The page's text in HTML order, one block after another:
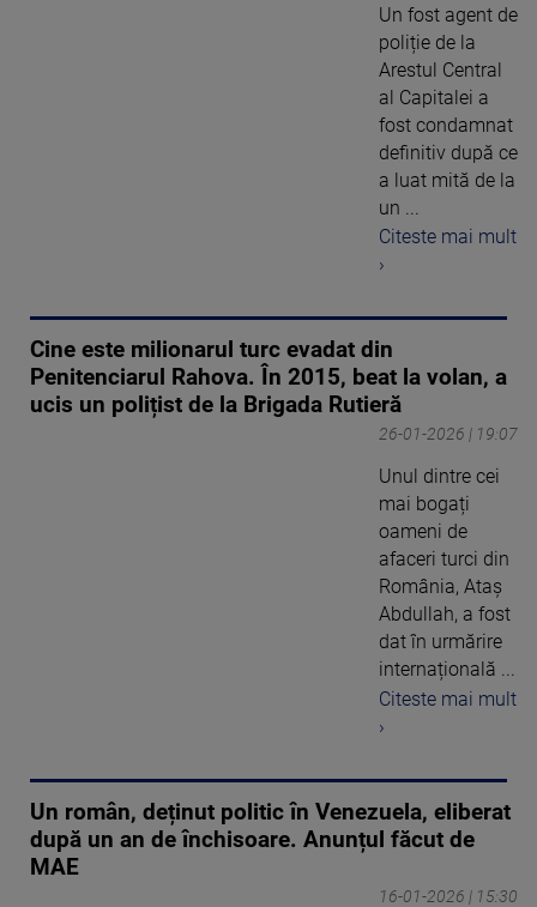
Un fost agent de
poliție de la
Arestul Central
al Capitalei a
fost condamnat
definitiv după ce
a luat mită de la
un ...
Citeste mai mult
›
Cine este milionarul turc evadat din
Penitenciarul Rahova. În 2015, beat la volan, a
ucis un polițist de la Brigada Rutieră
26-01-2026 | 19:07
Unul dintre cei
mai bogați
oameni de
afaceri turci din
România, Ataș
Abdullah, a fost
dat în urmărire
internațională ...
Citeste mai mult
›
Un român, deținut politic în Venezuela, eliberat
după un an de închisoare. Anunțul făcut de
MAE
16-01-2026 | 15:30